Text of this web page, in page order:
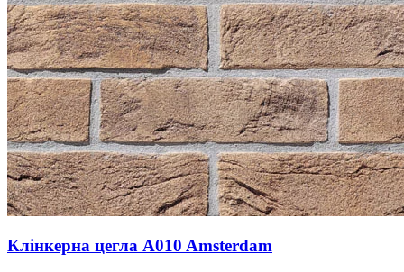
Клінкерна цегла A010 Amsterdam